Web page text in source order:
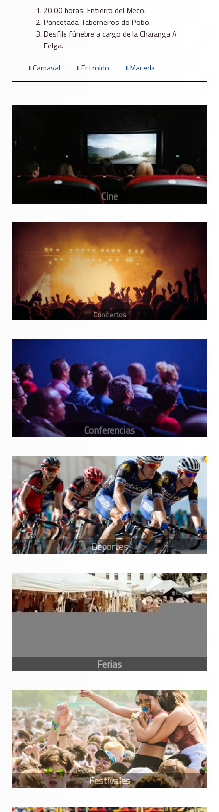
20.00 horas. Entierro del Meco.
Pancetada Taberneiros do Pobo.
Desfile fúnebre a cargo de la Charanga A
Felga.
Carnaval
Entroido Maceda